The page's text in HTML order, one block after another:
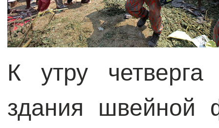
К утру
здания швейной